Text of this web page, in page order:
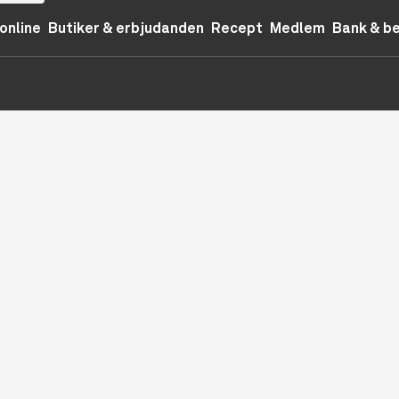
Butiker & erbjudanden Recept Medlem Bank &